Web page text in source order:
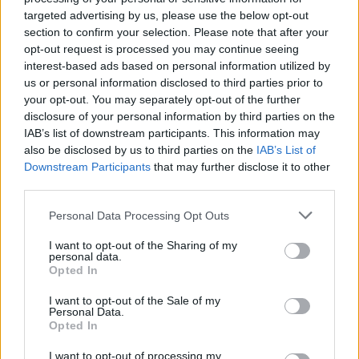
targeted advertising by us, please use the below opt-out
section to confirm your selection. Please note that after your
opt-out request is processed you may continue seeing
interest-based ads based on personal information utilized by
us or personal information disclosed to third parties prior to
your opt-out. You may separately opt-out of the further
disclosure of your personal information by third parties on the
IAB’s list of downstream participants. This information may
also be disclosed by us to third parties on the IAB’s List of
Downstream Participants that may further disclose it to other
Personal Data Processing Opt Outs
I want to opt-out of the Sharing of my
personal data.
Opted In
I want to opt-out of the Sale of my
Personal Data.
Opted In
I want to opt-out of processing my
00:02:08
A. Tapinas žmoną pakvietė į sceną: pora leidosi į
romantišką šokį
Žinios | Pramogos
Visi įrašai
Žiūrimiausi įrašai
00:00:30
Vaizdai iš tragiškos avarijos Vilniaus r.: dviejų moterų ir
vaiko gyvybių išgelbėti nepavyko
Žinios | Lietuvos diena